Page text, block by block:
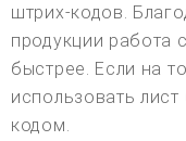
штрих-кодов.
продукции работа
быстрее. Если на
использовать
кодом.